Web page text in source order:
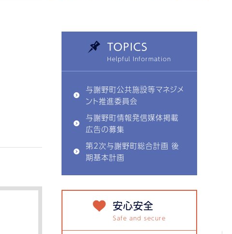
TOPICS
与謝野町公共施設等マネジメ
ント推進委員会
与謝野町情報発信媒体掲載
広告の募集
第2次与謝野町総合計画 後
期基本計画
安心安全